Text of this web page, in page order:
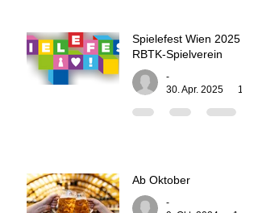
Spielefest Wien 2025 |
RBTK-Spielverein
-
30. Apr. 2025
Ab Oktober
-